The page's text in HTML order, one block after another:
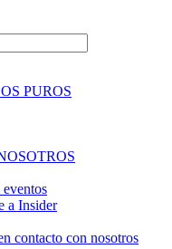
PUROS
a Insider
contacto con nosotros